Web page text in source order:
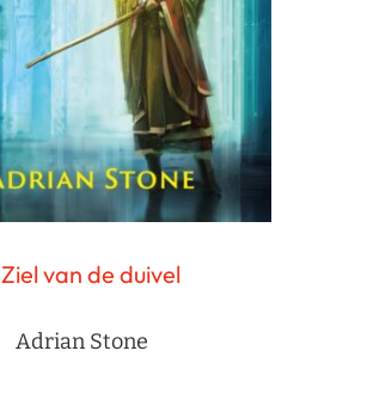
Ziel van de duivel
Adrian Stone